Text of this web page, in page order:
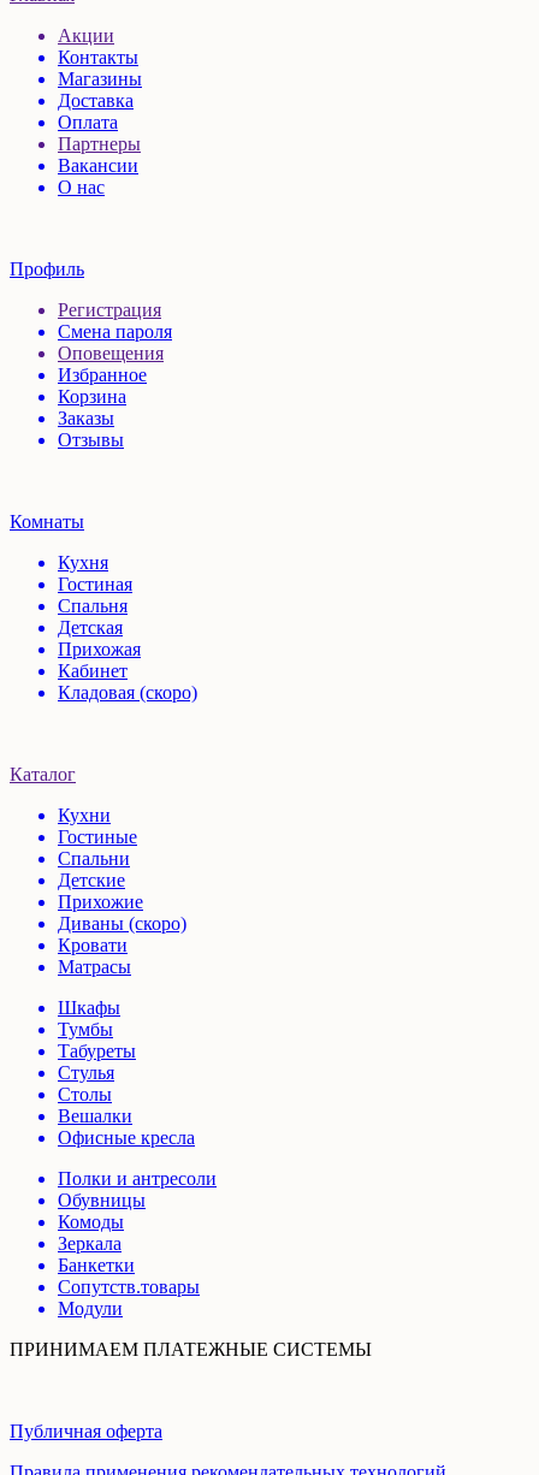
Акции
Контакты
Магазины
Доставка
Оплата
Партнеры
Вакансии
О нас
Профиль
Регистрация
Смена пароля
Оповещения
Избранное
Корзина
Заказы
Отзывы
Комнаты
Кухня
Гостиная
Спальня
Детская
Прихожая
Кабинет
Кладовая (скоро)
Каталог
Кухни
Гостиные
Спальни
Детские
Прихожие
Диваны (скоро)
Кровати
Матрасы
Шкафы
Тумбы
Табуреты
Стулья
Столы
Вешалки
Офисные кресла
Полки и антресоли
Обувницы
Комоды
Зеркала
Банкетки
Сопутств.товары
Модули
ПРИНИМАЕМ ПЛАТЕЖНЫЕ СИСТЕМЫ
Публичная оферта